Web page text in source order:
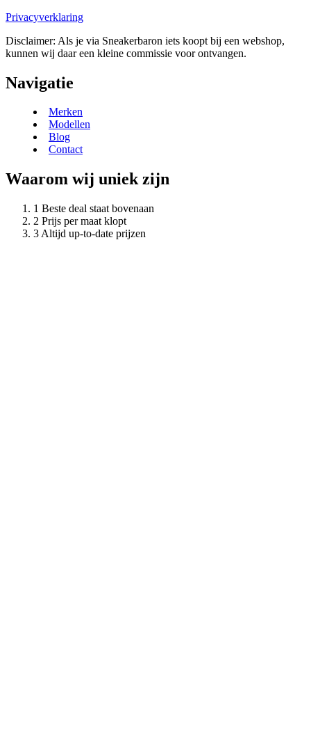
Privacyverklaring
Disclaimer: Als je via Sneakerbaron iets koopt bij een webshop,
kunnen wij daar een kleine commissie voor ontvangen.
Navigatie
Merken
Modellen
Blog
Contact
Waarom wij uniek zijn
Beste deal staat bovenaan
Prijs per maat klopt
Altijd up-to-date prijzen